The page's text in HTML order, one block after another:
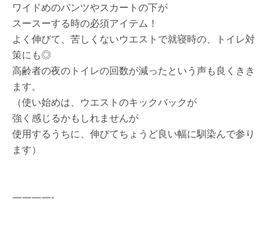
ワイドめのパンツやスカートの下が
スースーする時の必須アイテム！
よく伸びて、苦しくないウエストで就寝時の、トイレ対
策にも◎
高齢者の夜のトイレの回数が減ったという声も良くきき
ます。
（使い始めは、ウエストのキックバックが
強く感じるかもしれませんが
使用するうちに、伸びてちょうど良い幅に馴染んで参り
ます）
————-